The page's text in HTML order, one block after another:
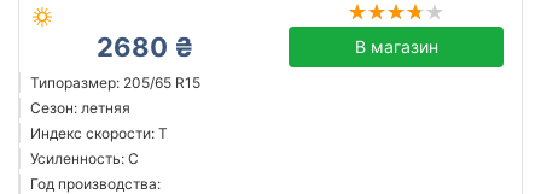
2680 ₴ В магазин
Типоразмер: 205/65 R15
Сезон: летняя
Индекс скорости: T
Усиленность: C
Год производства: